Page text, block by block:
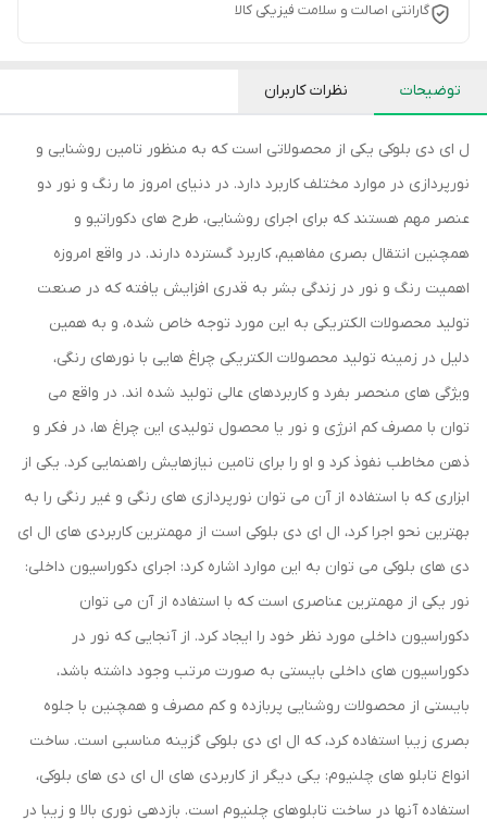
گارانتی اصالت و سلامت فیزیکی کالا
توضیحات نظرات کاربران
ل ای دی بلوکی یکی از محصولاتی است که به منظور تامین روشنایی و
نورپردازی در موارد مختلف کاربرد دارد. در دنیای امروز ما رنگ و نور دو
عنصر مهم هستند که برای اجرای روشنایی، طرح های دکوراتیو و
همچنین انتقال بصری مفاهیم، کاربرد گسترده دارند. در واقع امروزه
اهمیت رنگ و نور در زندگی بشر به قدری افزایش یافته که در صنعت
تولید محصولات الکتریکی به این مورد توجه خاص شده، و به همین
دلیل در زمینه تولید محصولات الکتریکی چراغ هایی با نورهای رنگی،
ویژگی های منحصر بفرد و کاربردهای عالی تولید شده اند. در واقع می
توان با مصرف کم انرژی و نور یا محصول تولیدی این چراغ ها، در فکر و
ذهن مخاطب نفوذ کرد و او را برای تامین نیازهایش راهنمایی کرد. یکی از
ابزاری که با استفاده از آن می توان نورپردازی های رنگی و غیر رنگی را به
بهترین نحو اجرا کرد، ال ای دی بلوکی است از مهمترین کاربردی های ال ای
دی های بلوکی می توان به این موارد اشاره کرد: اجرای دکوراسیون داخلی:
نور یکی از مهمترین عناصری است که با استفاده از آن می توان
دکوراسیون داخلی مورد نظر خود را ایجاد کرد. از آنجایی که نور در
دکوراسیون های داخلی بایستی به صورت مرتب وجود داشته باشد،
بایستی از محصولات روشنایی پربازده و کم مصرف و همچنین با جلوه
بصری زیبا استفاده کرد، که ال ای دی بلوکی گزینه مناسبی است. ساخت
انواع تابلو های چلنیوم: یکی دیگر از کاربردی های ال ای دی های بلوکی،
استفاده آنها در ساخت تابلوهای چلنیوم است. بازدهی نوری بالا و زیبا در